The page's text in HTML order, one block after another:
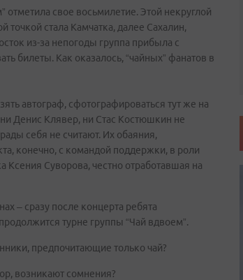
отметила свое восьмилетие. Этой некруглой
стала Камчатка, далее Сахалин,
из-за непогоды группа прибыла с
билеты. Как оказалось, “чайных” фанатов в
автограф, сфотографироваться тут же на
ни Денис Клявер, ни Стас Костюшкин не
себя не считают. Их обаяния,
конечно, с командой поддержки, в роли
Ксения Суворова, честно отработавшая на
– сразу после концерта ребята
турне группы “Чай вдвоем”.
предпочитающие только чай?
возникают сомнения?